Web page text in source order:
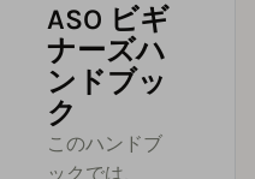
ASO ビギ
ナーズハ
ンドブッ
ク
このハンドブ
ックでは、